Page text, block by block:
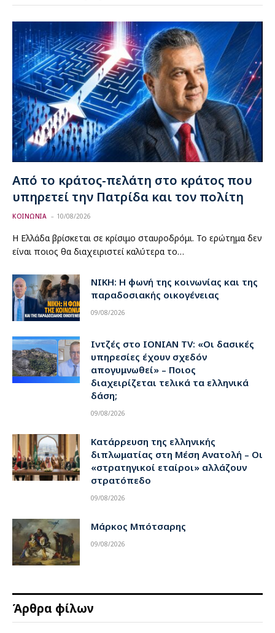
Από το κράτος-πελάτη στο κράτος που
υπηρετεί την Πατρίδα και τον πολίτη
ΚΟΙΝΩΝΙΑ 10/08/2026
Η Ελλάδα βρίσκεται σε κρίσιμο σταυροδρόμι. Το ερώτημα δεν
είναι ποιος θα διαχειριστεί καλύτερα το…
ΝΙΚΗ: Η φωνή της κοινωνίας και της
παραδοσιακής οικογένειας
09/08/2026
Ιντζές στο IONIAN TV: «Οι δασικές
υπηρεσίες έχουν σχεδόν
απογυμνωθεί» – Ποιος
διαχειρίζεται τελικά τα ελληνικά
δάση;
09/08/2026
Κατάρρευση της ελληνικής
διπλωματίας στη Μέση Ανατολή – Οι
«στρατηγικοί εταίροι» αλλάζουν
στρατόπεδο
09/08/2026
Μάρκος Μπότσαρης
09/08/2026
Άρθρα φίλων